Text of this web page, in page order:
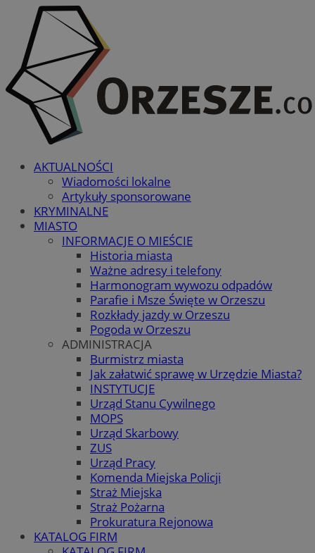
AKTUALNOŚCI
Wiadomości lokalne
Artykuły sponsorowane
KRYMINALNE
MIASTO
INFORMACJE O MIEŚCIE
Historia miasta
Ważne adresy i telefony
Harmonogram wywozu odpadów
Parafie i Msze Święte w Orzeszu
Rozkłady jazdy w Orzeszu
Pogoda w Orzeszu
ADMINISTRACJA
Burmistrz miasta
Jak załatwić sprawę w Urzędzie Miasta?
INSTYTUCJE
Urząd Stanu Cywilnego
MOPS
Urząd Skarbowy
ZUS
Urząd Pracy
Komenda Miejska Policji
Straż Miejska
Straż Pożarna
Prokuratura Rejonowa
KATALOG FIRM